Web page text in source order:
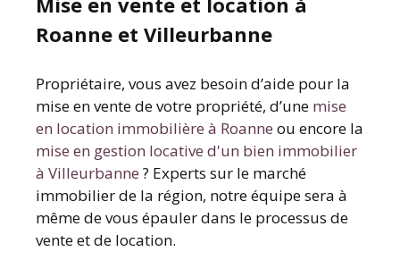
Roanne et Villeurbanne
Propriétaire, vous avez besoin d’aide pour la
mise en vente de votre propriété, d’une mise
en location immobilière à Roanne ou encore la
mise en gestion locative d'un bien immobilier
à Villeurbanne ? Experts sur le marché
immobilier de la région, notre équipe sera à
même de vous épauler dans le processus de
vente et de location.